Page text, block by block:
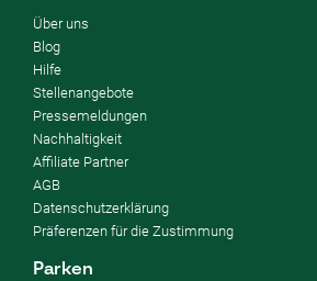
Über uns
Blog
Hilfe
Stellenangebote
Pressemeldungen
Nachhaltigkeit
Affiliate Partner
AGB
Datenschutzerklärung
Präferenzen für die Zustimmung
Parken